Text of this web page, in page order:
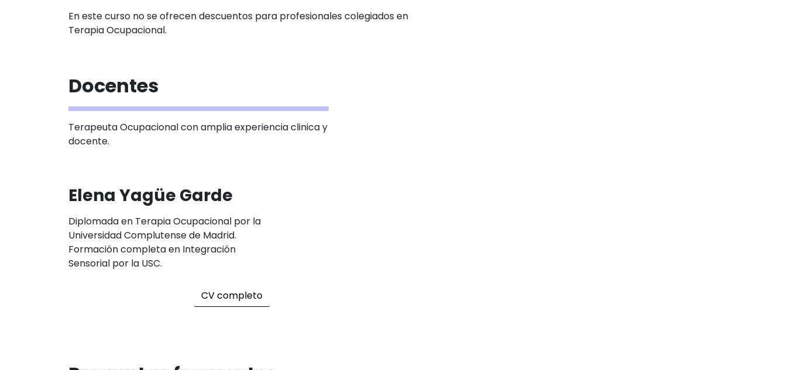
En este curso no se ofrecen descuentos para profesionales colegiados en
Terapia Ocupacional.
Docentes
Terapeuta Ocupacional con amplia experiencia clinica y
docente.
Elena Yagüe Garde
Diplomada en Terapia Ocupacional por la
Universidad Complutense de Madrid.
Formación completa en Integración
Sensorial por la USC.
CV completo